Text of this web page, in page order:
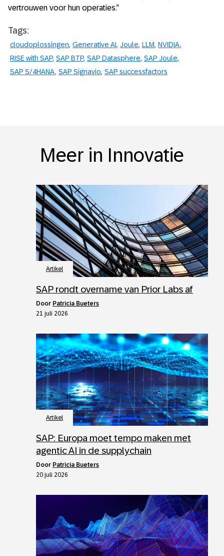
vertrouwen voor hun operaties.”
Tags:
cloudoplossingen Generative AI Joule LLM NVIDIA
RISE with SAP SAP BTP SAP Datasphere SAP Joule
SAP S/4HANA SAP Signavio SAP successfactors
Meer in Innovatie
Artikel
SAP rondt overname van Prior Labs af
door Patricia Bueters
21 juli 2026
Artikel
SAP: Europa moet tempo maken met
agentic AI in de supplychain
door Patricia Bueters
20 juli 2026